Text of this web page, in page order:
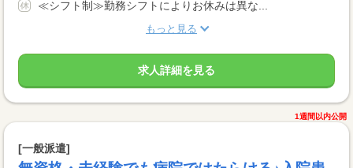
≪シフト制≫勤務シフトによりお休みは異な...
もっと見る
求人詳細を見る
1週間以内公開
[一般派遣]